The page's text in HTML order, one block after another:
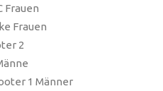
Frauen
Frauen
2
1 Männer